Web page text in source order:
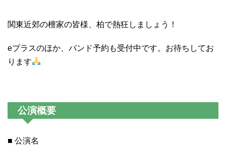
関東近郊の檀家の皆様、柏で熱狂しましょう！
eプラスのほか、バンド予約も受付中です。お待ちしてお
ります
公演概要
■ 公演名